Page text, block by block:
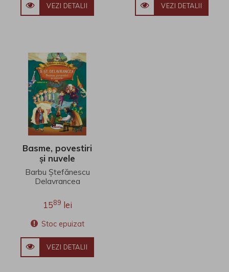
VEZI DETALII VEZI DETALII
Basme, povestiri
și nuvele
Barbu Ștefănescu
Delavrancea
1589 lei
Stoc epuizat
VEZI DETALII